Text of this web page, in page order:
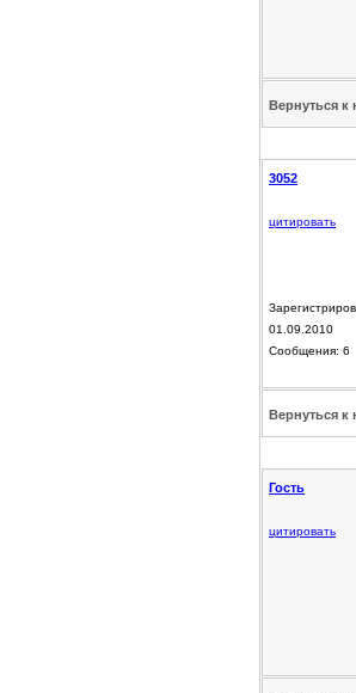
Вернуться к
3052
цитировать
01.09.2010
Сообщения: 6
Вернуться к
Гость
цитировать